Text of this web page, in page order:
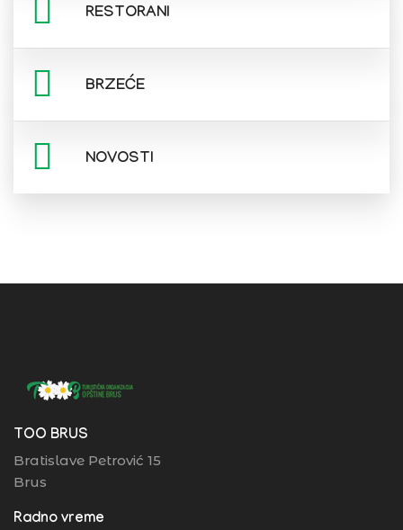
RESTORANI
BRZEĆE
NOVOSTI
TOO BRUS
Bratislave Petrović 15
Brus
Radno vreme